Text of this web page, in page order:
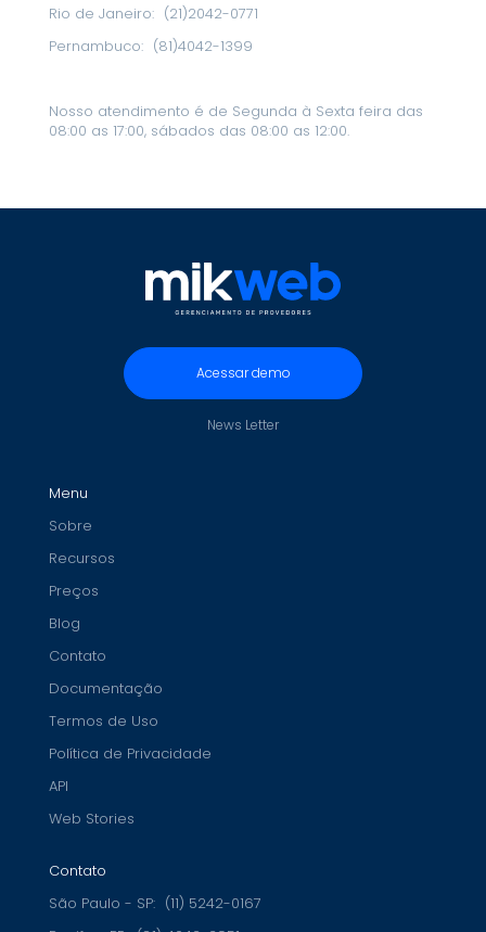
Rio de Janeiro: (21)2042-0771
Pernambuco: (81)4042-1399
Nosso atendimento é de Segunda à Sexta feira das
08:00 as 17:00, sábados das 08:00 as 12:00.
Acessar demo
News Letter
Menu
Sobre
Recursos
Preços
Blog
Contato
Documentação
Termos de Uso
Política de Privacidade
API
Web Stories
Contato
São Paulo - SP: (11) 5242-0167